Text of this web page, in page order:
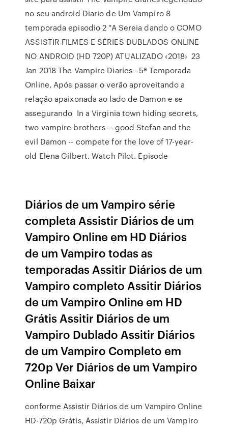
no seu android Diario de Um Vampiro 8
temporada episodio 2 ''A Sereia dando o COMO
ASSISTIR FILMES E SÉRIES DUBLADOS ONLINE
NO ANDROID (HD 720P) ATUALIZADO ‹2018› 23
Jan 2018 The Vampire Diaries - 5ª Temporada
Online, Após passar o verão aproveitando a
relação apaixonada ao lado de Damon e se
assegurando In a Virginia town hiding secrets,
two vampire brothers -- good Stefan and the
evil Damon -- compete for the love of 17-year-
old Elena Gilbert. Watch Pilot. Episode
Diários de um Vampiro série
completa Assistir Diários de um
Vampiro Online em HD Diários
de um Vampiro todas as
temporadas Assitir Diários de um
Vampiro completo Assitir Diários
de um Vampiro Online em HD
Grátis Assitir Diários de um
Vampiro Dublado Assitir Diários
de um Vampiro Completo em
720p Ver Diários de um Vampiro
Online Baixar
conforme Assistir Diários de um Vampiro Online
HD-720p Grátis, Assistir Diários de um Vampiro